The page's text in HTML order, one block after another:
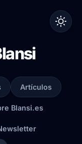
Artículos
Blansi.es